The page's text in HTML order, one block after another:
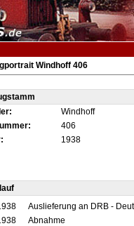
Windhoff 406
Windhoff
406
1938
Auslieferung an DRB -
Abnahme